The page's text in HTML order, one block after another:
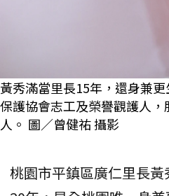
黃秀滿當里長15年，還身兼
保護協會志工及榮譽觀護人
人。 圖／曾健祐 攝影
桃園市平鎮區廣仁里長